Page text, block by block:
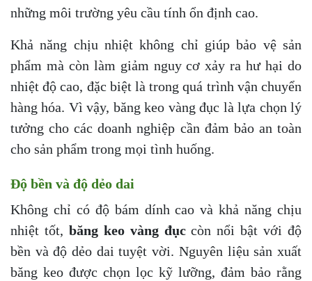
những môi trường yêu cầu tính ổn định cao.
Khả năng chịu nhiệt không chỉ giúp bảo vệ sản
phẩm mà còn làm giảm nguy cơ xảy ra hư hại do
nhiệt độ cao, đặc biệt là trong quá trình vận chuyển
hàng hóa. Vì vậy, băng keo vàng đục là lựa chọn lý
tưởng cho các doanh nghiệp cần đảm bảo an toàn
cho sản phẩm trong mọi tình huống.
Độ bền và độ dẻo dai
Không chỉ có độ bám dính cao và khả năng chịu
nhiệt tốt, băng keo vàng đụccòn nổi bật với độ
bền và độ dẻo dai tuyệt vời. Nguyên liệu sản xuất
băng keo được chọn lọc kỹ lưỡng, đảm bảo rằng